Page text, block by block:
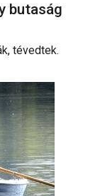
butaság
tévedtek.